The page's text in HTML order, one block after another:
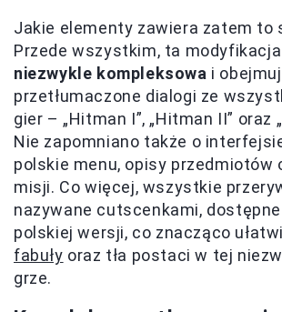
Jakie elementy zawiera zatem to
Przede wszystkim, ta
niezwykle kompleksowa i
przetłumaczone dialogi ze
gier – „Hitman I”, „Hitman II” oraz
Nie zapomniano także o
polskie menu, opisy przedmiotów
misji. Co więcej, wszystkie
nazywane cutscenkami,
polskiej wersji, co znacząco
fabuły oraz tła postaci w tej
grze.